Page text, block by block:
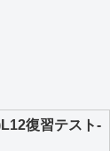
復習テスト-